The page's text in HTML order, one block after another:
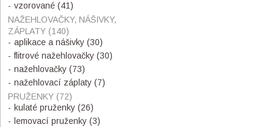
vzorované (41)
NAŽEHLOVAČKY, NÁŠIVKY,
ZÁPLATY (140)
aplikace a nášivky (30)
flitrové nažehlovačky (30)
nažehlovačky (73)
nažehlovací záplaty (7)
PRUŽENKY (72)
kulaté pruženky (26)
lemovací pruženky (3)